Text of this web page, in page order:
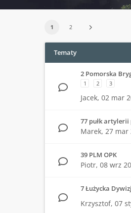
1 2
Tematy
2 Pomorska
1 2 3
Jacek, 02 mar
77 pułk
Marek, 27 mar
39 PLM OPK
Piotr, 08 wrz
7 Łużycka
Krzysztof, 07